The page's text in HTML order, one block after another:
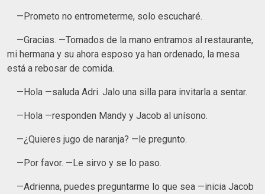
—Prometo no entrometerme, solo escucharé.
—Gracias. —Tomados de la mano entramos al restaurante,
mi hermana y su ahora esposo ya han ordenado, la mesa
está a rebosar de comida.
—Hola —saluda Adri. Jalo una silla para invitarla a sentar.
—Hola —responden Mandy y Jacob al unísono.
—¿Quieres jugo de naranja? —le pregunto.
—Por favor. —Le sirvo y se lo paso.
—Adrienna, puedes preguntarme lo que sea —inicia Jacob